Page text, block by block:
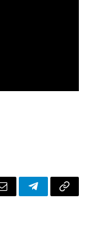
Email TelegramCopy